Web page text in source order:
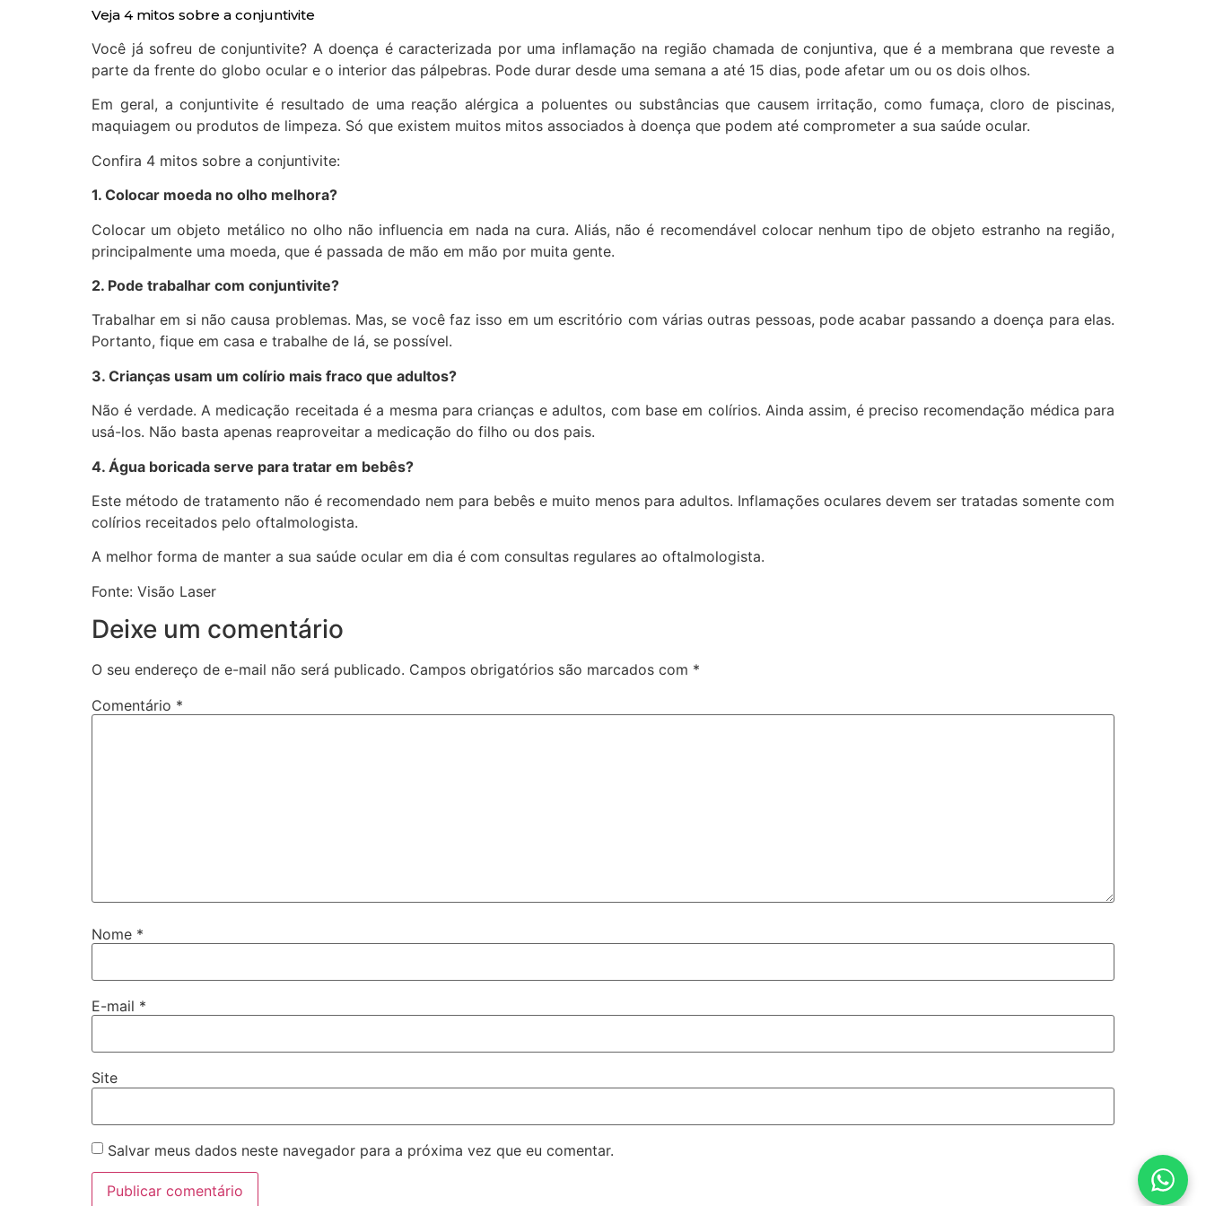
Veja 4 mitos sobre a conjuntivite
Você já sofreu de conjuntivite? A doença é caracterizada por uma inflamação na região chamada de conjuntiva, que é a membrana que reveste a
parte da frente do globo ocular e o interior das pálpebras. Pode durar desde uma semana a até 15 dias, pode afetar um ou os dois olhos.
Em geral, a conjuntivite é resultado de uma reação alérgica a poluentes ou substâncias que causem irritação, como fumaça, cloro de piscinas,
maquiagem ou produtos de limpeza. Só que existem muitos mitos associados à doença que podem até comprometer a sua saúde ocular.
Confira 4 mitos sobre a conjuntivite:
1. Colocar moeda no olho melhora?
Colocar um objeto metálico no olho não influencia em nada na cura. Aliás, não é recomendável colocar nenhum tipo de objeto estranho na região,
principalmente uma moeda, que é passada de mão em mão por muita gente.
2. Pode trabalhar com conjuntivite?
Trabalhar em si não causa problemas. Mas, se você faz isso em um escritório com várias outras pessoas, pode acabar passando a doença para elas.
Portanto, fique em casa e trabalhe de lá, se possível.
3. Crianças usam um colírio mais fraco que adultos?
Não é verdade. A medicação receitada é a mesma para crianças e adultos, com base em colírios. Ainda assim, é preciso recomendação médica para
usá-los. Não basta apenas reaproveitar a medicação do filho ou dos pais.
4. Água boricada serve para tratar em bebês?
Este método de tratamento não é recomendado nem para bebês e muito menos para adultos. Inflamações oculares devem ser tratadas somente com
colírios receitados pelo oftalmologista.
A melhor forma de manter a sua saúde ocular em dia é com consultas regulares ao oftalmologista.
Fonte: Visão Laser
Deixe um comentário
O seu endereço de e-mail não será publicado. Campos obrigatórios são marcados com *
Comentário *
Nome *
E-mail *
Site
Salvar meus dados neste navegador para a próxima vez que eu comentar.